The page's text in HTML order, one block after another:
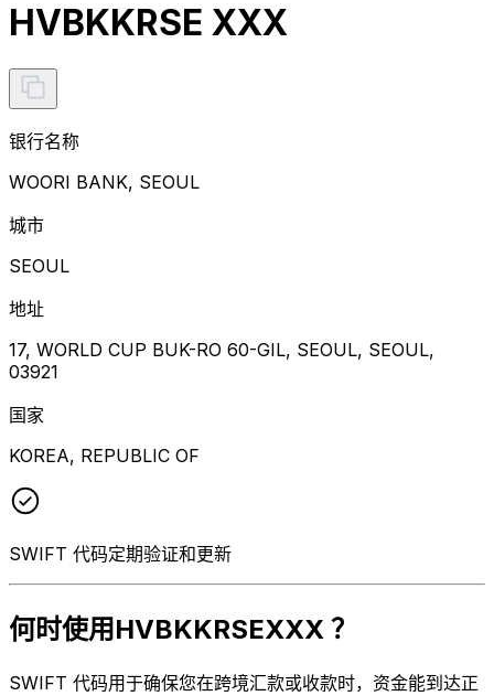
HVBKKRSE XXX
银行名称
WOORI BANK, SEOUL
城市
SEOUL
地址
17, WORLD CUP BUK-RO 60-GIL, SEOUL, SEOUL,
03921
国家
KOREA, REPUBLIC OF
SWIFT 代码定期验证和更新
何时使用HVBKKRSEXXX ？
SWIFT 代码用于确保您在跨境汇款或收款时，资金能到达正